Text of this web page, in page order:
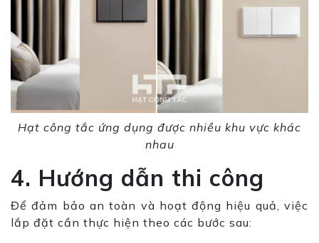
Hạt công tắc ứng dụng được nhiều khu vực khác
nhau
4. Hướng dẫn thi công
Để đảm bảo an toàn và hoạt động hiệu quả, việc
lắp đặt cần thực hiện theo các bước sau: